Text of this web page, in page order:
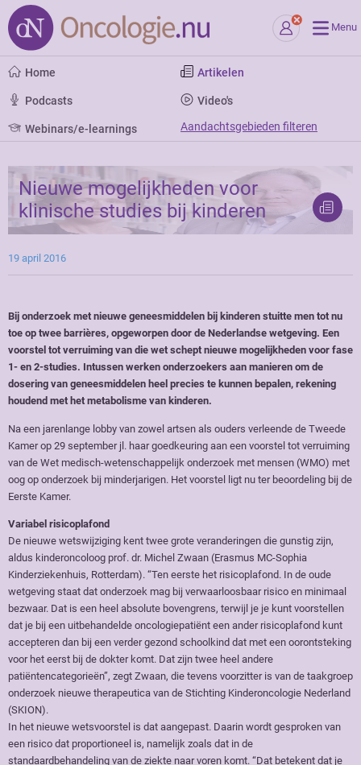
Menu
Home Artikelen
Podcasts Video's
Webinars/e-learnings Aandachtsgebieden filteren
Nieuwe mogelijkheden voor
klinische studies bij kinderen
19 april 2016
Bij onderzoek met nieuwe geneesmiddelen bij kinderen stuitte men tot nu
toe op twee barrières, opgeworpen door de Nederlandse wetgeving. Een
voorstel tot verruiming van die wet schept nieuwe mogelijkheden voor fase
1- en 2-studies. Intussen werken onderzoekers aan manieren om de
dosering van geneesmiddelen heel precies te kunnen bepalen, rekening
houdend met het metabolisme van kinderen.
Na een jarenlange lobby van zowel artsen als ouders verleende de Tweede
Kamer op 29 september jl. haar goedkeuring aan een voorstel tot verruiming
van de Wet medisch-wetenschappelijk onderzoek met mensen (WMO) met
oog op onderzoek bij minderjarigen. Het voorstel ligt nu ter beoordeling bij de
Eerste Kamer.
Variabel risicoplafond
De nieuwe wetswijziging kent twee grote veranderingen die gunstig zijn,
aldus kinderoncoloog prof. dr. Michel Zwaan (Erasmus MC-Sophia
Kinderziekenhuis, Rotterdam). “Ten eerste het risicoplafond. In de oude
wetgeving staat dat onderzoek mag bij verwaarloosbaar risico en minimaal
bezwaar. Dat is een heel absolute bovengrens, terwijl je je kunt voorstellen
dat je bij een uitbehandelde oncologiepatiënt een ander risicoplafond kunt
accepteren dan bij een verder gezond schoolkind dat met een oorontsteking
voor het eerst bij de dokter komt. Dat zijn twee heel andere
patiëntencategorieën”, zegt Zwaan, die tevens voorzitter is van de taakgroep
onderzoek nieuwe therapeutica van de Stichting Kinderoncologie Nederland
(SKION).
In het nieuwe wetsvoorstel is dat aangepast. Daarin wordt gesproken van
een risico dat proportioneel is, namelijk zoals dat in de
standaardbehandeling van de ziekte naar voren komt. “Dat betekent dat je